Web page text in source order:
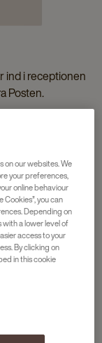
i receptionen
Posten.
at tage dig af
Få
on our websites. We
your preferences,
online behaviour
you can
Depending on
a lower level of
access to your
By clicking on
in this cookie